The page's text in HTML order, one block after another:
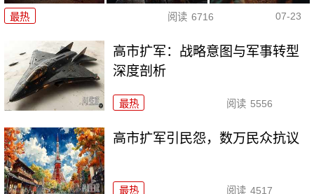
最热 阅读 6716 07-23
高市扩军：战略意图与军事转型
深度剖析
最热 阅读 5556
高市扩军引民怨，数万民众抗议
最热 阅读 4517